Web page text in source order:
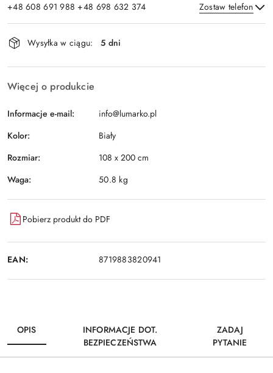
+48 608 691 988 +48 698 632 374 Zostaw telefon
Dostępność
i
dostawa
Wysyłka w ciągu: 5 dni
Więcej o produkcie
Informacje e-mail:
info@lumarko.pl
Kolor:
Biały
Rozmiar:
108 x 200 cm
Waga:
50.8 kg
Pobierz produkt do PDF
EAN: 8719883820941
OPIS
INFORMACJE DOT.
BEZPIECZEŃSTWA
ZADAJ
PYTANIE